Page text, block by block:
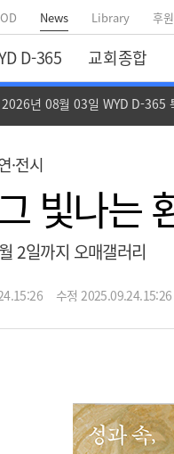
News Library 후원
D-365 교회종합
년 08월 03일 WYD D-365
·전시
빛나는
2일까지 오매갤러리
수정 2025.09.24.15:26